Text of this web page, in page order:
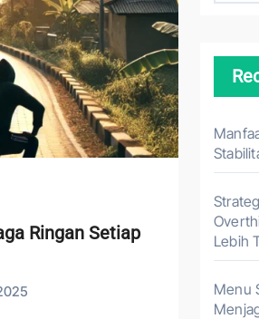
Ringan Setiap
Lebih
Menu